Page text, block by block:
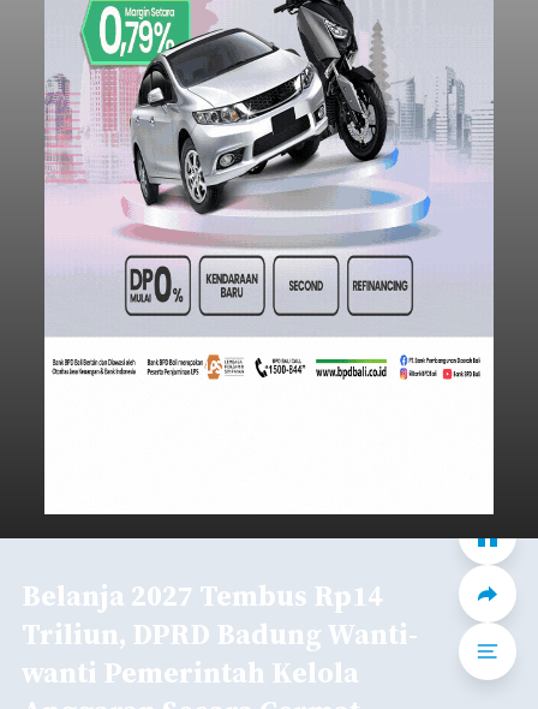
Belanja 2027 Tembus Rp14
Triliun, DPRD Badung Wanti-
wanti Pemerintah Kelola